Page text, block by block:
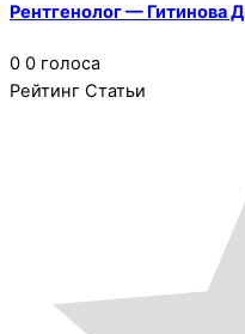
Рентгенолог — Гитинова
0 0 голоса
Рейтинг Статьи